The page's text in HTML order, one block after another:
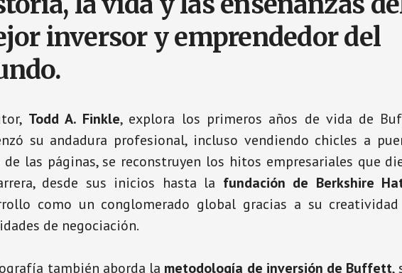
inversor y emprendedor del
Todd A. Finkle, explora los primeros años de vida de
su andadura profesional, incluso vendiendo chicles a
de las páginas, se reconstruyen los hitos empresariales que
desde sus inicios hasta la fundación de Berkshire
como un conglomerado global gracias a su
de negociación.
también aborda la metodología de inversión de Buffett,